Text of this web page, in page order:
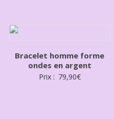
Bracelet homme forme
ondes en argent
Prix : 79,90€